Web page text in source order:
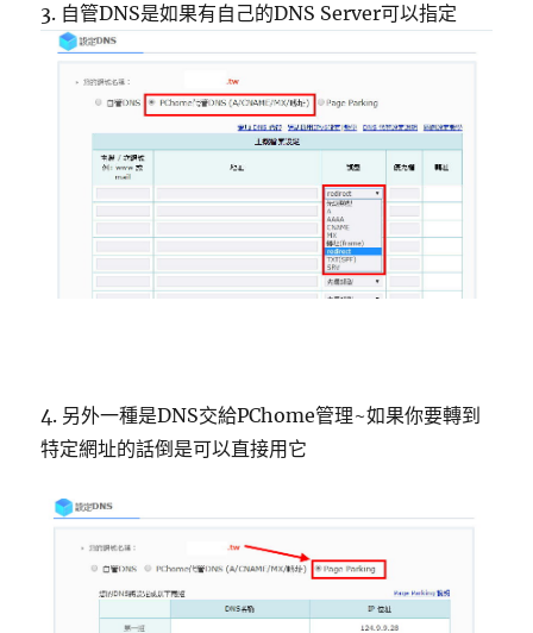
3. 自管DNS是如果有自己的DNS Server可以指定
4. 另外一種是DNS交給PChome管理~如果你要轉到
特定網址的話倒是可以直接用它